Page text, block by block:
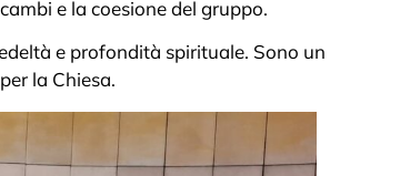
e la coesione del gruppo.
e profondità spirituale. Sono un
la Chiesa.